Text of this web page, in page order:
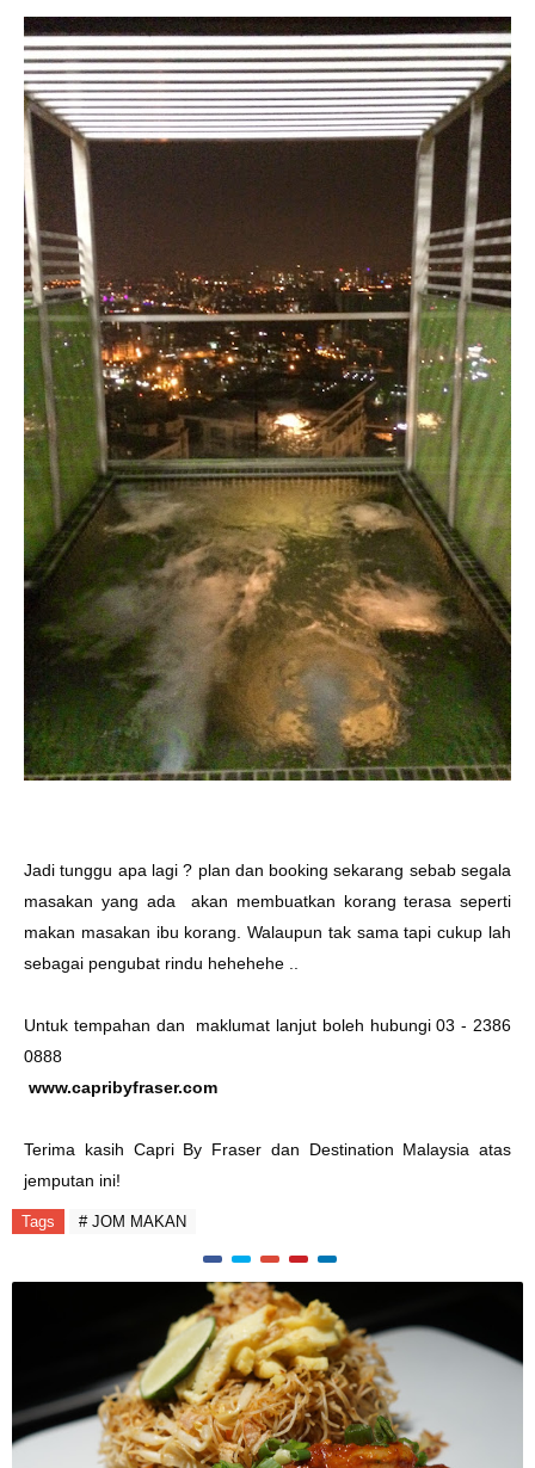
Jadi tunggu apa lagi ? plan dan booking sekarang sebab segala
masakan yang ada akan membuatkan korang terasa seperti
makan masakan ibu korang. Walaupun tak sama tapi cukup lah
sebagai pengubat rindu hehehehe ..
Untuk tempahan dan maklumat lanjut boleh hubungi 03 - 2386
0888
www.capribyfraser.com
Terima kasih Capri By Fraser dan Destination Malaysia atas
jemputan ini!
Tags # JOM MAKAN